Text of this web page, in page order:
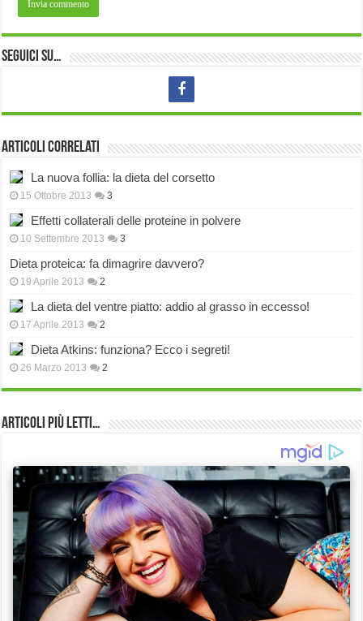
Seguici su…
Articoli correlati
La nuova follia: la dieta del corsetto
15 Ottobre 2013 3
Effetti collaterali delle proteine in polvere
10 Settembre 2013 3
Dieta proteica: fa dimagrire davvero?
19 Aprile 2013 2
La dieta del ventre piatto: addio al grasso in eccesso!
17 Aprile 2013 2
Dieta Atkins: funziona? Ecco i segreti!
26 Marzo 2013 2
Articoli più Letti…